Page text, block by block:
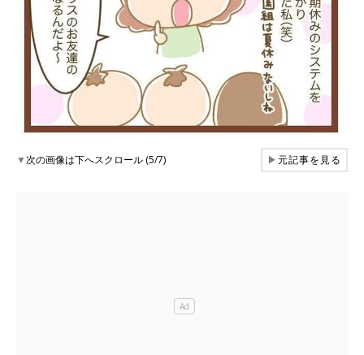
▼次の画像は下へスクロール (5/7) ▶元記事を見る